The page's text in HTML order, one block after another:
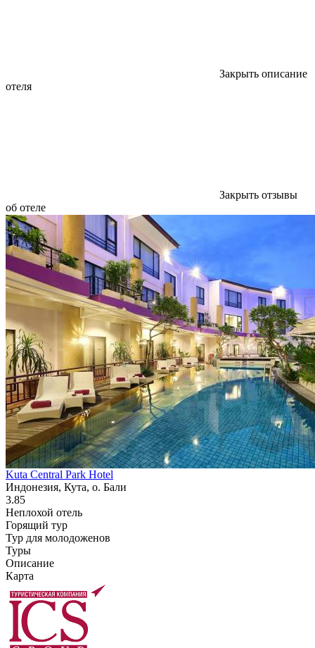
Закрыть описание
отеля
Закрыть отзывы
об отеле
Kuta Central Park Hotel
Индонезия, Кута, о. Бали
3.85
Неплохой отель
Горящий тур
Тур для молодоженов
Туры
Описание
Карта